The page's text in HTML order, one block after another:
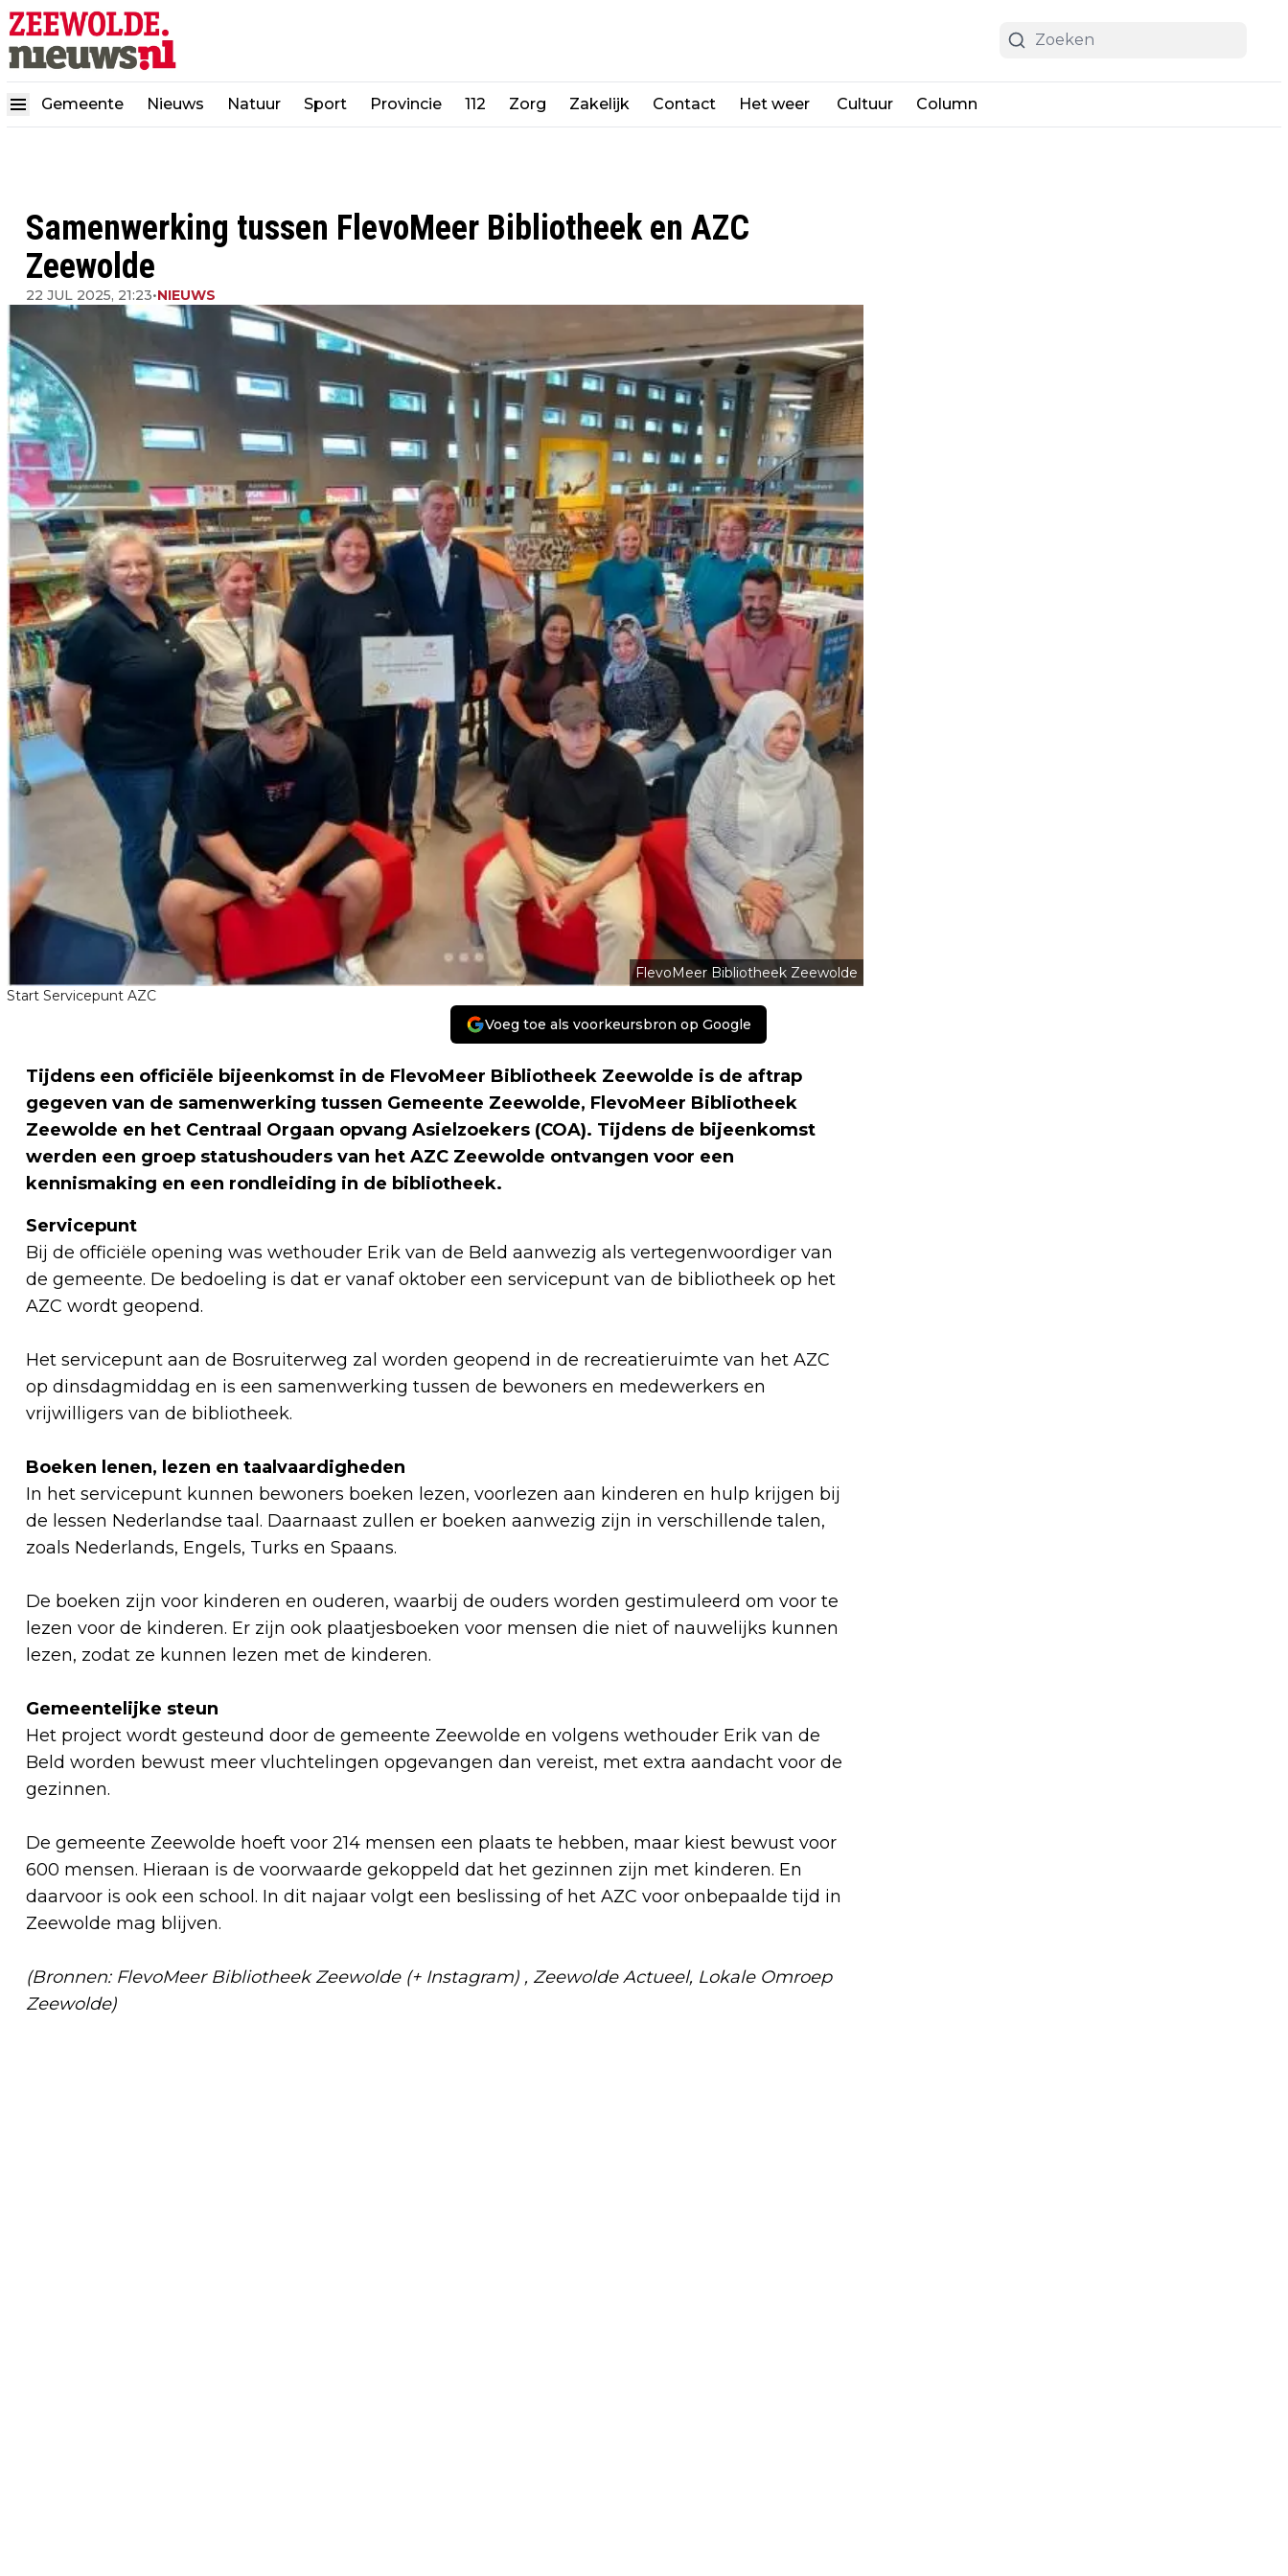
Gemeente Nieuws Natuur Sport Provincie 112 Zorg Zakelijk Contact Het weer Cultuur Column
Samenwerking tussen FlevoMeer Bibliotheek en AZC
Zeewolde
22 JUL 2025, 21:23•NIEUWS
FlevoMeer Bibliotheek Zeewolde
Start Servicepunt AZC
Voeg toe als voorkeursbron op Google
Tijdens een officiële bijeenkomst in de FlevoMeer Bibliotheek Zeewolde is de aftrap
gegeven van de samenwerking tussen Gemeente Zeewolde, FlevoMeer Bibliotheek
Zeewolde en het Centraal Orgaan opvang Asielzoekers (COA). Tijdens de bijeenkomst
werden een groep statushouders van het AZC Zeewolde ontvangen voor een
kennismaking en een rondleiding in de bibliotheek.
Servicepunt
Bij de officiële opening was wethouder Erik van de Beld aanwezig als vertegenwoordiger van
de gemeente. De bedoeling is dat er vanaf oktober een servicepunt van de bibliotheek op het
AZC wordt geopend.
Het servicepunt aan de Bosruiterweg zal worden geopend in de recreatieruimte van het AZC
op dinsdagmiddag en is een samenwerking tussen de bewoners en medewerkers en
vrijwilligers van de bibliotheek.
Boeken lenen, lezen en taalvaardigheden
In het servicepunt kunnen bewoners boeken lezen, voorlezen aan kinderen en hulp krijgen bij
de lessen Nederlandse taal. Daarnaast zullen er boeken aanwezig zijn in verschillende talen,
zoals Nederlands, Engels, Turks en Spaans.
De boeken zijn voor kinderen en ouderen, waarbij de ouders worden gestimuleerd om voor te
lezen voor de kinderen. Er zijn ook plaatjesboeken voor mensen die niet of nauwelijks kunnen
lezen, zodat ze kunnen lezen met de kinderen.
Gemeentelijke steun
Het project wordt gesteund door de gemeente Zeewolde en volgens wethouder Erik van de
Beld worden bewust meer vluchtelingen opgevangen dan vereist, met extra aandacht voor de
gezinnen.
De gemeente Zeewolde hoeft voor 214 mensen een plaats te hebben, maar kiest bewust voor
600 mensen. Hieraan is de voorwaarde gekoppeld dat het gezinnen zijn met kinderen. En
daarvoor is ook een school. In dit najaar volgt een beslissing of het AZC voor onbepaalde tijd in
Zeewolde mag blijven.
(Bronnen: FlevoMeer Bibliotheek Zeewolde (+ Instagram) , Zeewolde Actueel, Lokale Omroep
Zeewolde)